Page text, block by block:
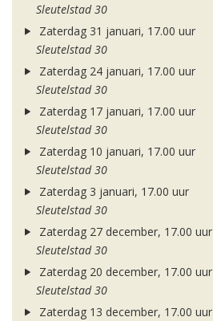
Sleutelstad 30
Zaterdag 31 januari, 17.00 uur
Sleutelstad 30
Zaterdag 24 januari, 17.00 uur
Sleutelstad 30
Zaterdag 17 januari, 17.00 uur
Sleutelstad 30
Zaterdag 10 januari, 17.00 uur
Sleutelstad 30
Zaterdag 3 januari, 17.00 uur
Sleutelstad 30
Zaterdag 27 december, 17.00 uur
Sleutelstad 30
Zaterdag 20 december, 17.00 uur
Sleutelstad 30
Zaterdag 13 december, 17.00 uur